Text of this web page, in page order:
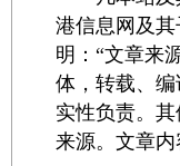
港信息网及
明：“文章来
体，转载、
实性负责。
来源。文章内